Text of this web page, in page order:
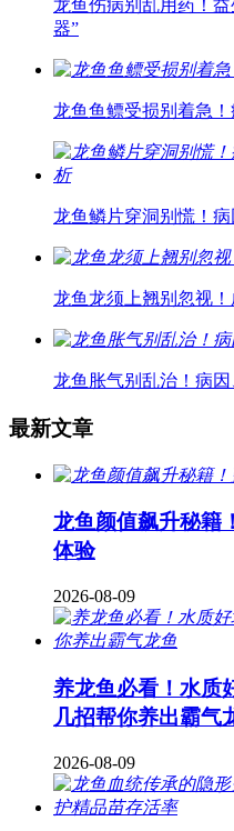
龙鱼伤病别乱用药！
器”
龙鱼鱼鳔受损别着急
龙鱼鳞片穿洞别慌！
龙鱼龙须上翘别忽视
龙鱼胀气别乱治！病
最新文章
龙鱼颜值飙升秘籍
体验
2026-08-09
养龙鱼必看！水质
几招帮你养出霸气
2026-08-09